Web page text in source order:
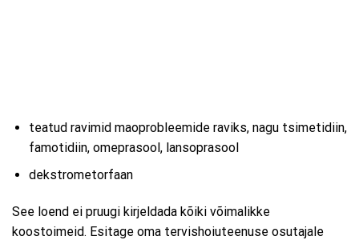
teatud ravimid maoprobleemide raviks, nagu tsimetidiin,
famotidiin, omeprasool, lansoprasool
dekstrometorfaan
See loend ei pruugi kirjeldada kõiki võimalikke
koostoimeid. Esitage oma tervishoiuteenuse osutajale